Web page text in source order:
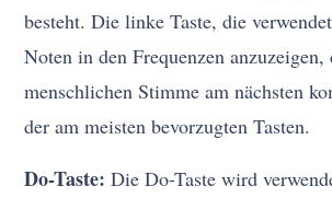
besteht. Die linke Taste, die
Noten in den Frequenzen anzuzeigen,
menschlichen Stimme am nächsten
der am meisten bevorzugten Tasten.
Do-Taste: Die Do-Taste wird